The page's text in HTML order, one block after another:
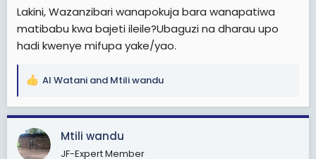
Lakini, Wazanzibari wanapokuja bara wanapatiwa
matibabu kwa bajeti ileile?Ubaguzi na dharau upo
hadi kwenye mifupa yake/yao.
R
a
c
t
Al Watani and Mtili wandu
Mtili wandu
JF-Expert Member